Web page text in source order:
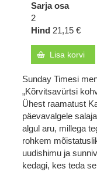
Sarja osa
2
Hind 21,15 €
Lisa korvi
Sunday Timesi
„Kõrvitsavürtsi
Ühest raamatust
päevavalgele
algul aru, millega
rohkem
uudishimu ja
kedagi, kes teda